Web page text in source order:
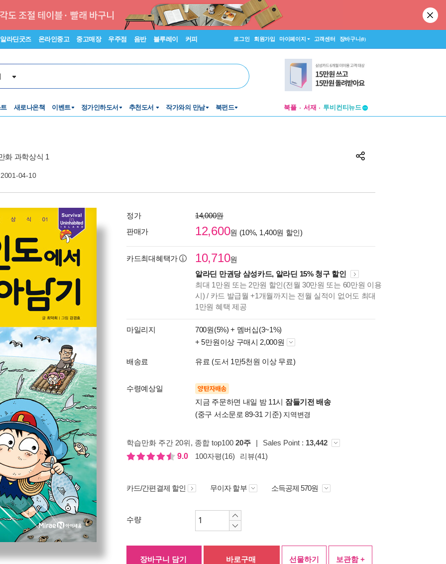
알라딘굿즈 온라인중고 중고매장 우주점 음반 블루레이 커피 로그인 회원가입 마이페이지 고객센터 장바구니(0)
새로나온책 이벤트 정가인하도서 추천도서 작가와의 만남 북펀드 북플 서재
투비컨티뉴드
화 과학상식 1
2001-04-10
정가
14,000원
판매가
12,600원 (10%, 1,400원 할인)
카드최대혜택가 10,710원
알라딘 만권당 삼성카드, 알라딘 15% 청구 할인
최대 1만원 또는 2만원 할인(전월 30만원 또는 60만원 이용
시) / 카드 발급월 +1개월까지는 전월 실적이 없어도 최대
1만원 혜택 제공
마일리지 700원(5%) + 멤버십(3~1%)
+ 5만원이상 구매시 2,000원
배송료 유료 (도서 1만5천원 이상 무료)
수령예상일 양탄자배송
지금 주문하면 내일 밤 11시 잠들기전 배송
(중구 서소문로 89-31 기준) 지역변경
학습만화 주간 20위, 종합 top100 20주 | Sales Point : 13,442
9.0
100자평(16) 리뷰(41)
카드/간편결제 할인 무이자 할부 소득공제 570원
수량
장바구니 담기 바로구매 선물하기 보관함 +